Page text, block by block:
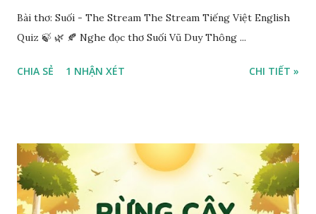
Bài thơ: Suối - The Stream The Stream Tiếng Việt English
Quiz 🍃 🌿 🍂 Nghe đọc thơ Suối Vũ Duy Thông ...
CHIA SẺ 1 NHẬN XÉT CHI TIẾT »